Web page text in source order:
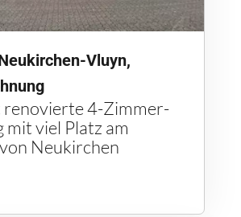
Vluyn,
4-Zimmer-
viel Platz am
Neukirchen